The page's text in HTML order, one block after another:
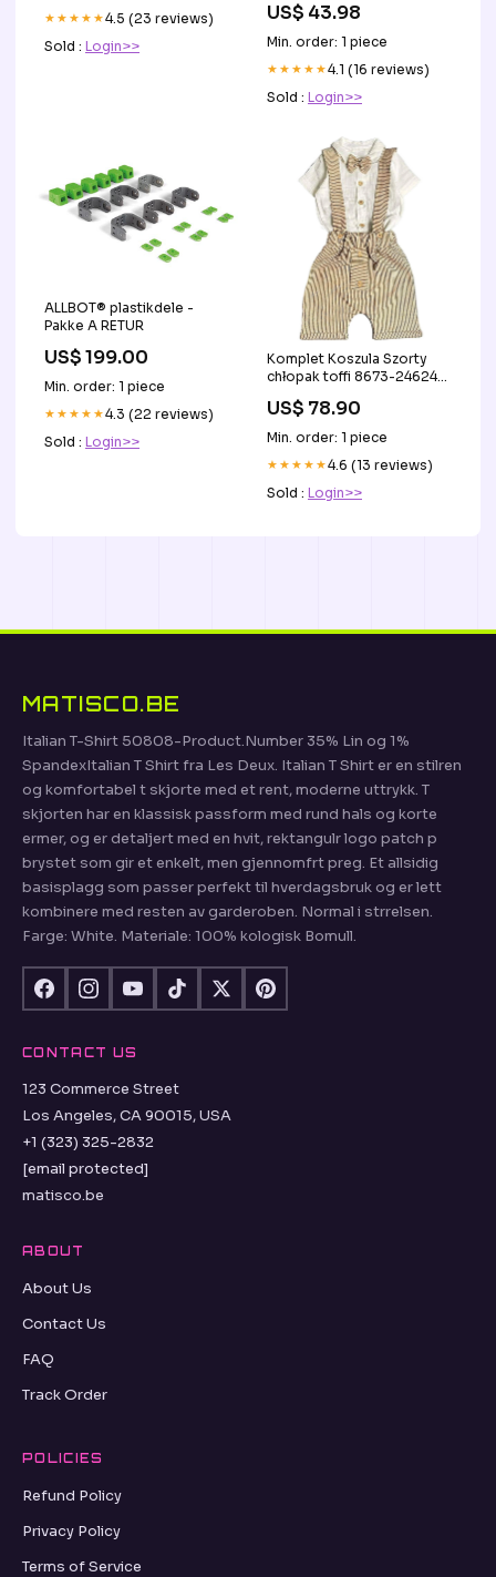
★★★★★4.5 (23 reviews)
Sold : Login>>
US$ 43.98
Min. order: 1 piece
★★★★★4.1 (16 reviews)
Sold : Login>>
ALLBOT® plastikdele -
Pakke A RETUR
US$ 199.00
Min. order: 1 piece
★★★★★4.3 (22 reviews)
Sold : Login>>
Komplet Koszula Szorty
chłopak toffi 8673-24624
US$ 78.90
Min. order: 1 piece
★★★★★4.6 (13 reviews)
Sold : Login>>
MATISCO.BE
Italian T-Shirt 50808-Product.Number 35% Lin og 1%
SpandexItalian T Shirt fra Les Deux. Italian T Shirt er en stilren
og komfortabel t skjorte med et rent, moderne uttrykk. T
skjorten har en klassisk passform med rund hals og korte
ermer, og er detaljert med en hvit, rektangulr logo patch p
brystet som gir et enkelt, men gjennomfrt preg. Et allsidig
basisplagg som passer perfekt til hverdagsbruk og er lett
kombinere med resten av garderoben. Normal i strrelsen.
Farge: White. Materiale: 100% kologisk Bomull.
CONTACT US
123 Commerce Street
Los Angeles, CA 90015, USA
+1 (323) 325-2832
[email protected]
matisco.be
ABOUT
About Us
Contact Us
FAQ
Track Order
POLICIES
Refund Policy
Privacy Policy
Terms of Service